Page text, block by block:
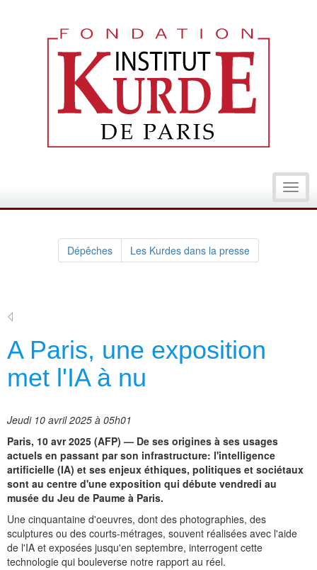
Dépêches Les Kurdes dans la presse
A Paris, une exposition
met l'IA à nu
Jeudi 10 avril 2025 à 05h01
Paris, 10 avr 2025 (AFP) — De ses origines à ses usages
actuels en passant par son infrastructure: l'intelligence
artificielle (IA) et ses enjeux éthiques, politiques et sociétaux
sont au centre d'une exposition qui débute vendredi au
musée du Jeu de Paume à Paris.
Une cinquantaine d'oeuvres, dont des photographies, des
sculptures ou des courts-métrages, souvent réalisées avec l'aide
de l'IA et exposées jusqu'en septembre, interrogent cette
technologie qui bouleverse notre rapport au réel.